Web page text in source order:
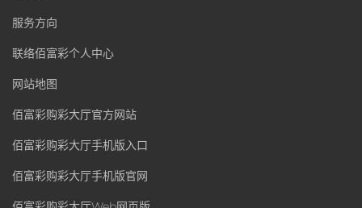
服务方向
联络佰富彩个人中心
网站地图
佰富彩购彩大厅官方网站
佰富彩购彩大厅手机版入口
佰富彩购彩大厅手机版官网